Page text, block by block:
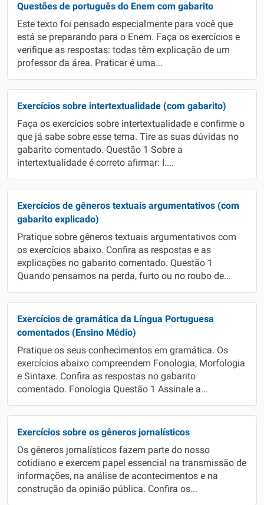
Questões de português do Enem com gabarito
Este texto foi pensado especialmente para você que
está se preparando para o Enem. Faça os exercícios e
verifique as respostas: todas têm explicação de um
professor da área. Praticar é uma...
Exercícios sobre intertextualidade (com gabarito)
Faça os exercícios sobre intertextualidade e confirme o
que já sabe sobre esse tema. Tire as suas dúvidas no
gabarito comentado. Questão 1 Sobre a
intertextualidade é correto afirmar: I....
Exercícios de gêneros textuais argumentativos (com
gabarito explicado)
Pratique sobre gêneros textuais argumentativos com
os exercícios abaixo. Confira as respostas e as
explicações no gabarito comentado. Questão 1
Quando pensamos na perda, furto ou no roubo de...
Exercícios de gramática da Língua Portuguesa
comentados (Ensino Médio)
Pratique os seus conhecimentos em gramática. Os
exercícios abaixo compreendem Fonologia, Morfologia
e Sintaxe. Confira as respostas no gabarito
comentado. Fonologia Questão 1 Assinale a...
Exercícios sobre os gêneros jornalísticos
Os gêneros jornalísticos fazem parte do nosso
cotidiano e exercem papel essencial na transmissão de
informações, na análise de acontecimentos e na
construção da opinião pública. Confira os...